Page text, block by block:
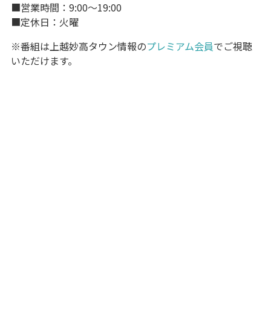
■営業時間：9:00～19:00
■定休日：火曜
※番組は上越妙高タウン情報のプレミアム会員でご視聴
いただけます。